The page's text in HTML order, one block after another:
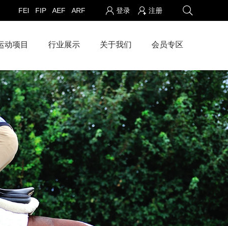
登录 注册
FEI FIP AEF ARF
动项目 行业展示 关于我们 会员专区